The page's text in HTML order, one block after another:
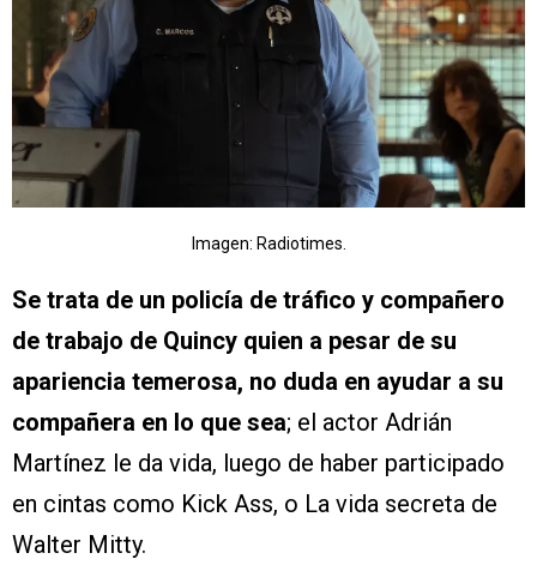
Imagen: Radiotimes.
Se trata de un policía de tráfico y compañero
de trabajo de Quincy quien a pesar de su
apariencia temerosa, no duda en ayudar a su
compañera en lo que sea; el actor Adrián
Martínez le da vida, luego de haber participado
en cintas como Kick Ass, o La vida secreta de
Walter Mitty.